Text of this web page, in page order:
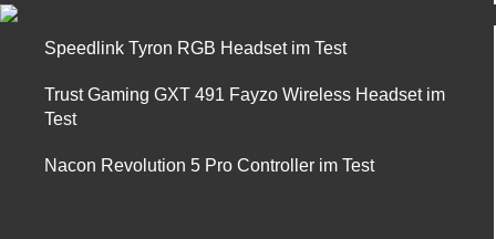
Speedlink Tyron RGB Headset im Test
Trust Gaming GXT 491 Fayzo Wireless Headset im
Test
Nacon Revolution 5 Pro Controller im Test